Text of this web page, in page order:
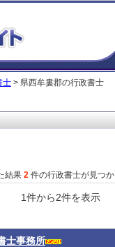
士 > 県西牟婁郡の行政書士
結果 2 件の行政書士が見つ
1件から2件を表
士事務所